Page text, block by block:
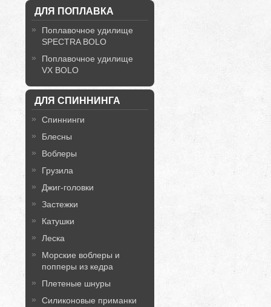
ДЛЯ ПОПЛАВКА
Поплавочное удилище
SPECTRA BOLO
Поплавочное удилище
VX BOLO
ДЛЯ СПИННИНГА
Спиннинги
Блесны
Воблеры
Грузила
Джиг-головки
Застежки
Катушки
Леска
Морские воблеры и
попперы из кедра
Плетеные шнуры
Силиконовые приманки